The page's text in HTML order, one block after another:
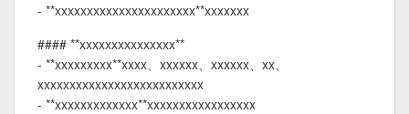
- **xxxxxxxxxxxxxxxxxxxxxx**xxxxxxx
#### **xxxxxxxxxxxxxxx**
- **xxxxxxxxx**xxxx、xxxxxx、xxxxxx、xx、
xxxxxxxxxxxxxxxxxxxxxxxxxx
- **xxxxxxxxxxxxx**xxxxxxxxxxxxxxxxx